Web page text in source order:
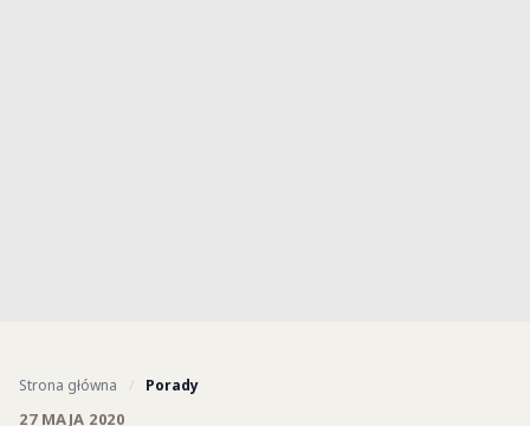
Strona główna / Porady
27 MAJA 2020